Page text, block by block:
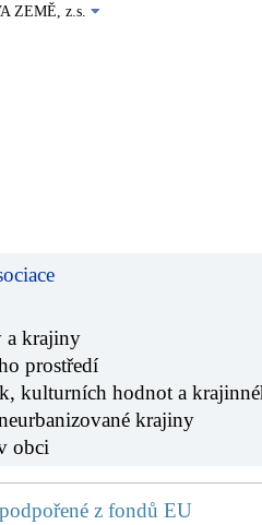
ZEMĚ, z.s.
a krajiny
prostředí
kulturních hodnot a
krajiny
obci
z fondů EU